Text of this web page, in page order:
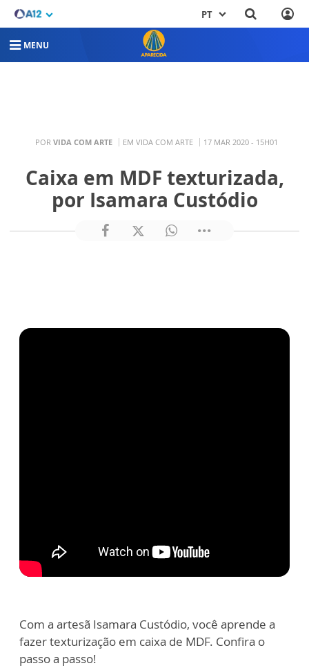
PT
MENU
POR VIDA COM ARTE EM VIDA COM ARTE 17 MAR 2020 - 15H01
Caixa em MDF texturizada,
por Isamara Custódio
Com a artesã Isamara Custódio, você aprende a
fazer texturização em caixa de MDF. Confira o
passo a passo!